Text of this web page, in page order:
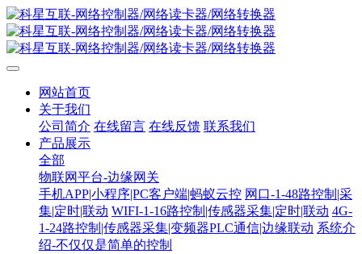
网站首页
关于我们
公司简介 在线留言 在线反馈 联系我们
产品展示
全部
物联网平台-边缘网关
手机APP|小程序|PC客户端|蚂蚁云控 网口-1-48路控制|采
集|定时|联动 WIFI-1-16路控制|传感器采集|定时|联动 4G-
1-24路控制|传感器采集|变频器PLC通信|边缘联动 系统介
绍-不仅仅是简单的控制